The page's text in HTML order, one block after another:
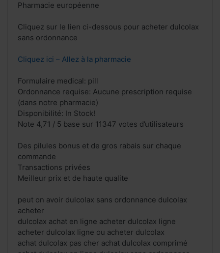
Pharmacie européenne
Cliquez sur le lien ci-dessous pour acheter dulcolax
sans ordonnance
Cliquez ici – Allez à la pharmacie
Formulaire medical: pill
Ordonnance requise: Aucune prescription requise
(dans notre pharmacie)
Disponibilité: In Stock!
Note 4,71 / 5 base sur 11347 votes d’utilisateurs
Des pilules bonus et de gros rabais sur chaque
commande
Transactions privées
Meilleur prix et de haute qualite
peut on avoir dulcolax sans ordonnance dulcolax
acheter
dulcolax achat en ligne acheter dulcolax ligne
acheter dulcolax ligne ou acheter dulcolax
achat dulcolax pas cher achat dulcolax comprimé